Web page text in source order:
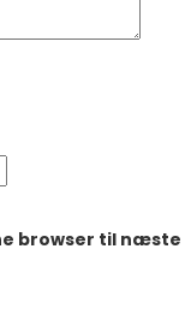
browser til næste